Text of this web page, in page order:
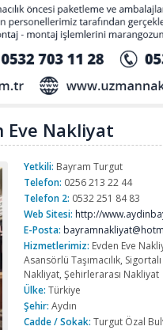
Eve Nakliyat
Yetkili: Bayram Turgut
Telefon: 0256 213 22 44
Telefon 2: 0532 251 84 83
Web Sitesi: http://
E-Posta:
Hizmetlerimiz: Evden Eve
Asansörlü Taşımacılık,
Nakliyat, Şehirlerarası Nakliyat
Ülke: Türkiye
Şehir: Aydın
Cadde / Sokak: Turgut Özal